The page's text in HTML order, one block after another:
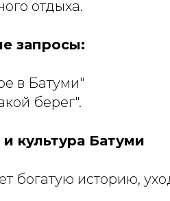
отдыха.
запросы:
в Батуми"
берег".
культура Батуми
богатую историю,